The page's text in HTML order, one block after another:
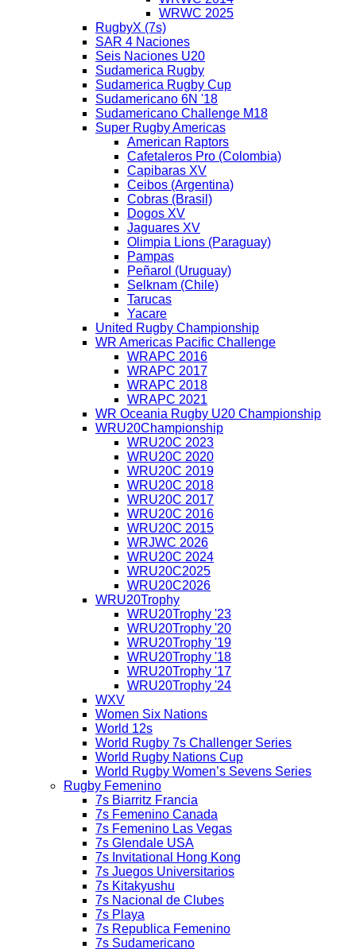
WRWC 2025
RugbyX (7s)
SAR 4 Naciones
Seis Naciones U20
Sudamerica Rugby
Sudamerica Rugby Cup
Sudamericano 6N '18
Sudamericano Challenge M18
Super Rugby Americas
American Raptors
Cafetaleros Pro (Colombia)
Capibaras XV
Ceibos (Argentina)
Cobras (Brasil)
Dogos XV
Jaguares XV
Olimpia Lions (Paraguay)
Pampas
Peñarol (Uruguay)
Selknam (Chile)
Tarucas
Yacare
United Rugby Championship
WR Americas Pacific Challenge
WRAPC 2016
WRAPC 2017
WRAPC 2018
WRAPC 2021
WR Oceania Rugby U20 Championship
WRU20Championship
WRU20C 2023
WRU20C 2020
WRU20C 2019
WRU20C 2018
WRU20C 2017
WRU20C 2016
WRU20C 2015
WRJWC 2026
WRU20C 2024
WRU20C2025
WRU20C2026
WRU20Trophy
WRU20Trophy '23
WRU20Trophy '20
WRU20Trophy '19
WRU20Trophy '18
WRU20Trophy '17
WRU20Trophy '24
WXV
Women Six Nations
World 12s
World Rugby 7s Challenger Series
World Rugby Nations Cup
World Rugby Women’s Sevens Series
Rugby Femenino
7s Biarritz Francia
7s Femenino Canada
7s Femenino Las Vegas
7s Glendale USA
7s Invitational Hong Kong
7s Juegos Universitarios
7s Kitakyushu
7s Nacional de Clubes
7s Playa
7s Republica Femenino
7s Sudamericano